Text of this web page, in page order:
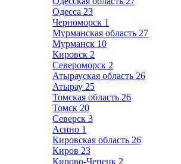
Одесса 23
Черноморск 1
Мурманская область 27
Мурманск 10
Кировск 2
Североморск 2
Атырауская область 26
Атырау 25
Томская область 26
Томск 20
Северск 3
Асино 1
Кировская область 26
Киров 23
Кирово-Чепецк 2